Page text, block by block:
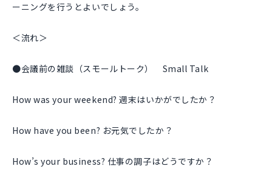
ーニングを行うとよいでしょう。
＜流れ＞
●会議前の雑談（スモールトーク） Small Talk
How was your weekend? 週末はいかがでしたか？
How have you been? お元気でしたか？
How’s your business? 仕事の調子はどうですか？